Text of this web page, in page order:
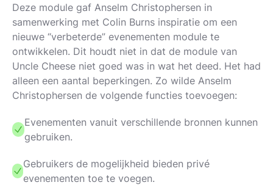
Deze module gaf Anselm Christophersen in
samenwerking met Colin Burns inspiratie om een
nieuwe “verbeterde” evenementen module te
ontwikkelen. Dit houdt niet in dat de module van
Uncle Cheese niet goed was in wat het deed. Het had
alleen een aantal beperkingen. Zo wilde Anselm
Christophersen de volgende functies toevoegen:
Evenementen vanuit verschillende bronnen kunnen
gebruiken.
Gebruikers de mogelijkheid bieden privé
evenementen toe te voegen.